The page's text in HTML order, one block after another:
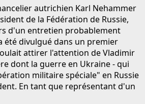
publicationautrichien Karl Nehammer
de la Fédération de Russie,
d'un entretien probablement
été divulgué dans un premier
attirer l'attention de Vladimir
dont la guerre en Ukraine - qui
militaire spéciale" en Russie
En tant que représentant d'un